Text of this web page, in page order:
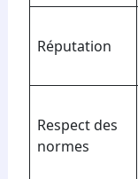
Réputation
Respect des
normes